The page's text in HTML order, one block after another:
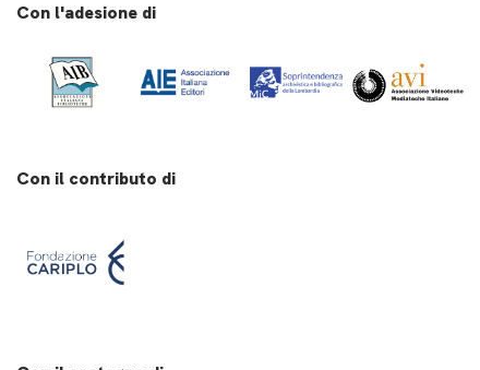
Con l'adesione di
Con il contributo di